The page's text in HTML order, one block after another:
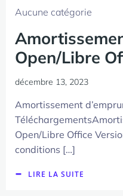
Aucune catégorie
Open/Libre
décembre 13, 2023
Amortissement
Open/Libre Office
conditions […]
LIRE LA SUITE